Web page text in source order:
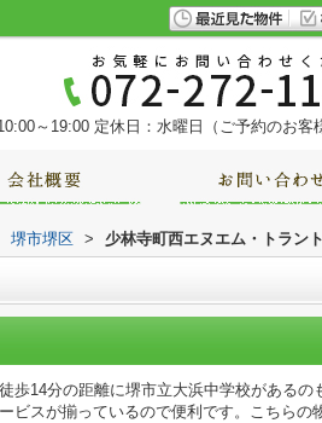
～19:00 定休日：水曜日（ご予約のお客
堺市堺区 > 少林寺町西エヌエム・トラン
歩14分の距離に堺市立大浜中学校があるの
ビスが揃っているので便利です。こちらの